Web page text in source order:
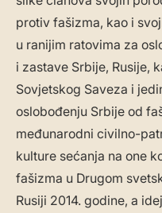
protiv fašizma, kao i
u ranijim ratovima za
i zastave Srbije, Rusije,
Sovjetskog Saveza i
oslobođenju Srbije od
međunarodni civilno-
kulture sećanja na one
fašizma u Drugom
Rusiji 2014. godine, a